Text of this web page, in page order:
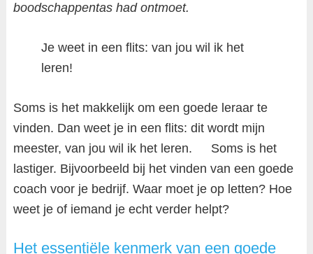
boodschappentas had ontmoet.
Je weet in een flits: van jou wil ik het
leren!
Soms is het makkelijk om een goede leraar te
vinden. Dan weet je in een flits: dit wordt mijn
meester, van jou wil ik het leren. Soms is het
lastiger. Bijvoorbeeld bij het vinden van een goede
coach voor je bedrijf. Waar moet je op letten? Hoe
weet je of iemand je echt verder helpt?
Het essentiële kenmerk van een goede